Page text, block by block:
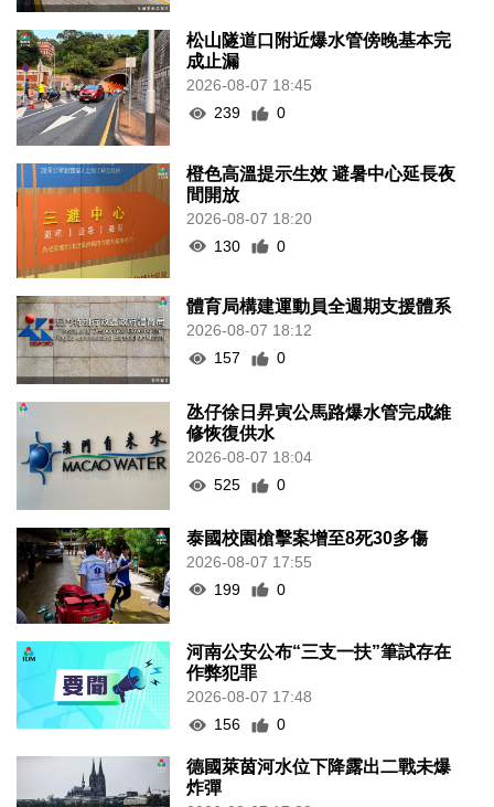
松山隧道口附近爆水管傍晚基本完
成止漏
2026-08-07 18:45
239
0
橙色高溫提示生效 避暑中心延長夜
間開放
2026-08-07 18:20
130
0
體育局構建運動員全週期支援體系
2026-08-07 18:12
157
0
氹仔徐日昇寅公馬路爆水管完成維
修恢復供水
2026-08-07 18:04
525
0
泰國校園槍擊案增至8死30多傷
2026-08-07 17:55
199
0
河南公安公布“三支一扶”筆試存在
作弊犯罪
2026-08-07 17:48
156
0
德國萊茵河水位下降露出二戰未爆
炸彈